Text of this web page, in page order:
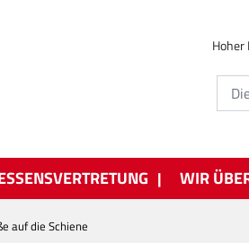
WIR
auf die Schiene